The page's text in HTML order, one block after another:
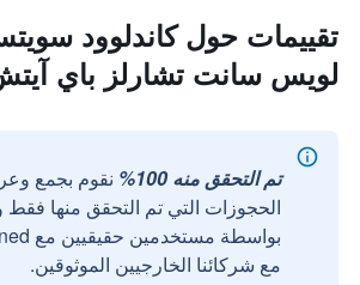
تقييمات حول كاندلوود
لويس سانت تشارلز باي
تم التحقق منه 100%
نقوم بجمع
الحجوزات التي تم التحقق منها فقط
مع شركائنا الخارجيين الموثوقين.